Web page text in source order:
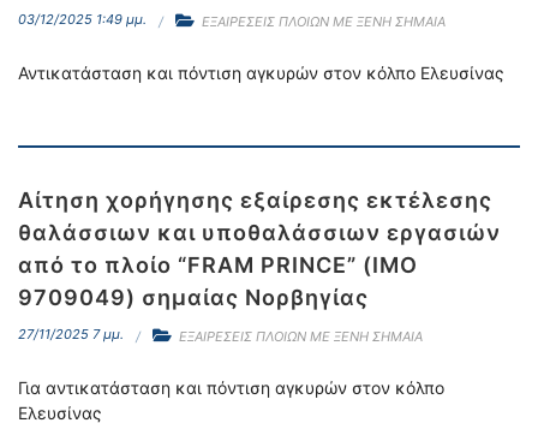
03/12/2025 1:49 μμ. ΕΞΑΙΡΕΣΕΙΣ ΠΛΟΙΩΝ ΜΕ ΞΕΝΗ ΣΗΜΑΙΑ
Αντικατάσταση και πόντιση αγκυρών στον κόλπο Ελευσίνας
Αίτηση χορήγησης εξαίρεσης εκτέλεσης
θαλάσσιων και υποθαλάσσιων εργασιών
από το πλοίο “FRAM PRINCE” (IMO
9709049) σημαίας Νορβηγίας
27/11/2025 7 μμ. ΕΞΑΙΡΕΣΕΙΣ ΠΛΟΙΩΝ ΜΕ ΞΕΝΗ ΣΗΜΑΙΑ
Για αντικατάσταση και πόντιση αγκυρών στον κόλπο
Ελευσίνας